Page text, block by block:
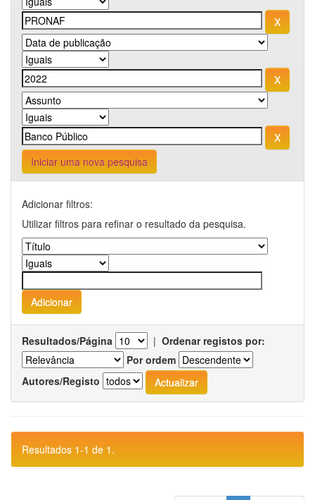
Iniciar uma nova pesquisa
Adicionar filtros:
Utilizar filtros para refinar o resultado da pesquisa.
Resultados/Página | Ordenar registos por:
Por ordem
Autores/Registo
Resultados 1-1 de 1.